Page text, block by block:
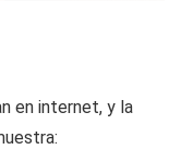
en internet, y la